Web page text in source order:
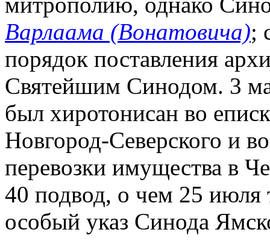
Варлаама (Вонатовича);
порядок поставления
Святейшим Синодом. 3
был хиротонисан во
Новгород-Северского и
перевозки имущества в
40 подвод, о чем 25 июля
особый указ Синода